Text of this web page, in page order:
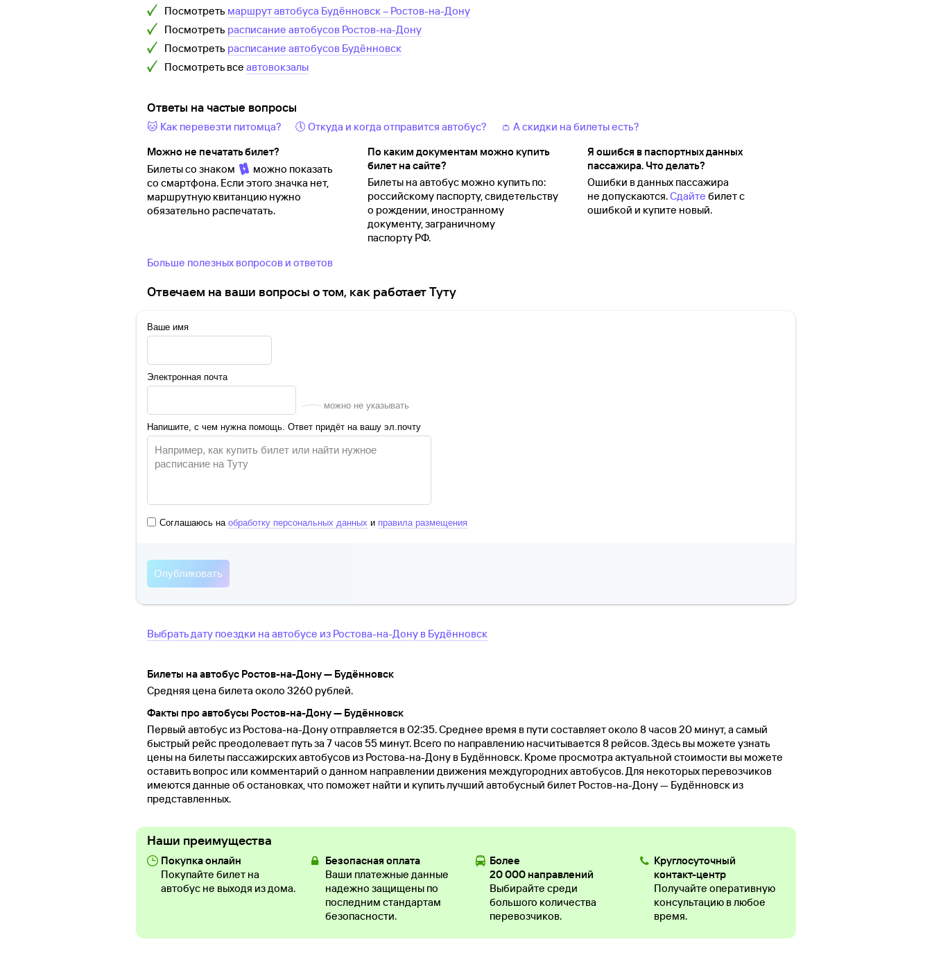
Посмотреть маршрут автобуса Будённовск– Ростов-на-Дону
Посмотреть расписание автобусов Ростов-на-Дону
Посмотреть расписание автобусов Будённовск
Посмотреть все автовокзалы
Ответы на частые вопросы
🐱 Как перевезти питомца? 🕔 Откуда и когда отправится автобус?
👛 А скидки на билеты есть?
Можно не печатать билет?
Билеты со знаком
можно показать
со смартфона. Если этого значка нет,
маршрутную квитанцию нужно
обязательно распечатать.
По каким документам можно купить
билет на сайте?
Билеты на автобус можно купить по:
российскому паспорту, свидетельству
о рождении, иностранному
документу, заграничному
паспорту РФ.
Я ошибся в паспортных данных
пассажира. Что делать?
Ошибки в данных пассажира
не допускаются.Сдайте билет с
ошибкой и купите новый.
Больше полезных вопросов и ответов
Отвечаем на ваши вопросы о том, как работает Туту
Ваше имя
Электронная почта
можно не указывать
Напишите, с чем нужна помощь. Ответ придёт на вашу эл.почту
Соглашаюсь на обработку персональных данных и правила размещения
Выбрать дату поездки на автобусе из Ростова-на-Дону в Будённовск
Билеты на автобус Ростов-на-Дону — Будённовск
Средняя цена билета около 3260 рублей.
Факты про автобусы Ростов-на-Дону — Будённовск
Первый автобус из Ростова-на-Дону отправляется в 02:35. Среднее время в пути составляет около 8 часов 20 минут, а самый
быстрый рейс преодолевает путь за 7 часов 55 минут. Всего по направлению насчитывается 8 рейсов. Здесь вы можете узнать
цены на билеты пассажирских автобусов из Ростова-на-Дону в Будённовск. Кроме просмотра актуальной стоимости вы можете
оставить вопрос или комментарий о данном направлении движения междугородних автобусов. Для некоторых перевозчиков
имеются данные об остановках, что поможет найти и купить лучший автобусный билет Ростов-на-Дону — Будённовск из
представленных.
Наши преимущества
Покупка онлайн
Покупайте билет на
автобус не выходя из дома.
Безопасная оплата
Ваши платежные данные
надежно защищены по
последним стандартам
безопасности.
Более
20 000 направлений
Выбирайте среди
большого количества
перевозчиков.
Круглосуточный
контакт-центр
Получайте оперативную
консультацию в любое
время.